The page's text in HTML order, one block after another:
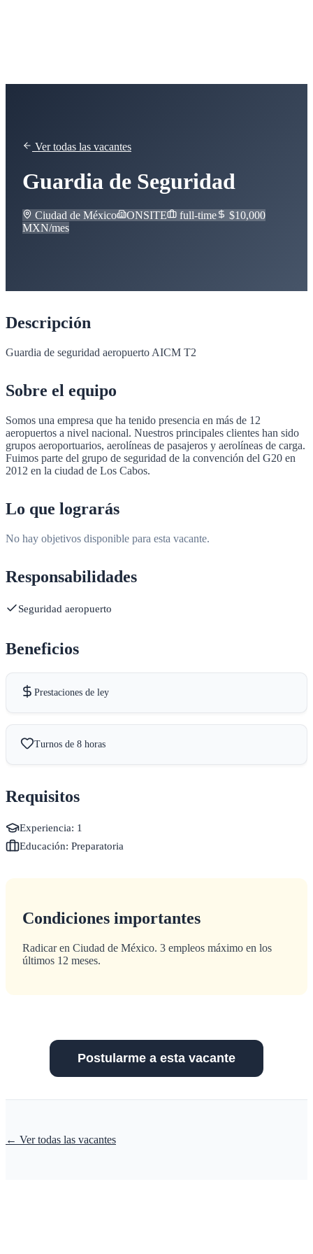
Ver todas las vacantes
Guardia de Seguridad
Ciudad de México ONSITE full-time
$10,000
MXN/mes
Descripción
Guardia de seguridad aeropuerto AICM T2
Sobre el equipo
Somos una empresa que ha tenido presencia en más de 12
aeropuertos a nivel nacional. Nuestros principales clientes han sido
grupos aeroportuarios, aerolíneas de pasajeros y aerolíneas de carga.
Fuimos parte del grupo de seguridad de la convención del G20 en
2012 en la ciudad de Los Cabos.
Lo que lograrás
No hay objetivos disponible para esta vacante.
Responsabilidades
Seguridad aeropuerto
Beneficios
Prestaciones de ley
Turnos de 8 horas
Requisitos
Experiencia: 1
Educación: Preparatoria
Condiciones importantes
Radicar en Ciudad de México. 3 empleos máximo en los
últimos 12 meses.
Postularme a esta vacante
← Ver todas las vacantes